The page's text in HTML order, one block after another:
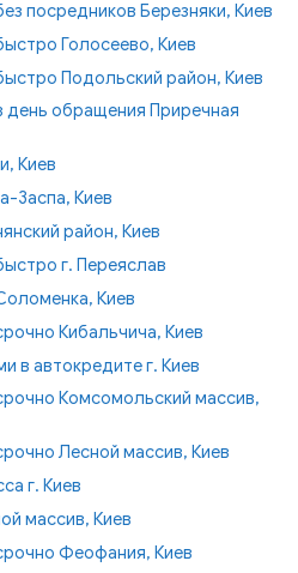
посредников Березняки, Киев
Голосеево, Киев
Подольский район, Киев
день обращения Приречная
Киев
Заспа, Киев
район, Киев
г. Переяслав
Киев
Кибальчича, Киев
в автокредите г. Киев
Комсомольский массив,
Лесной массив, Киев
г. Киев
массив, Киев
Феофания, Киев